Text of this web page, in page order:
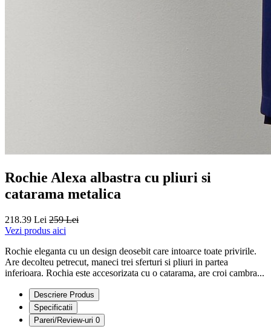
Rochie Alexa albastra cu pliuri si
catarama metalica
218.39 Lei 259 Lei
Vezi produs aici
Rochie eleganta cu un design deosebit care intoarce toate privirile.
Are decolteu petrecut, maneci trei sferturi si pliuri in partea
inferioara. Rochia este accesorizata cu o catarama, are croi cambra...
Descriere Produs
Specificatii
Pareri/Review-uri 0